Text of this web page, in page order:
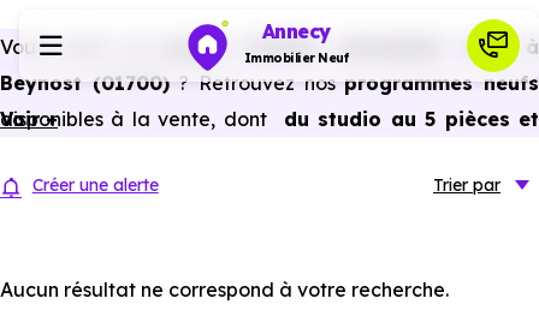
Annecy
Immobilier Neuf
Investir
Vous avez un
projet d’achat immobilier neuf à
Beynost (01700)? Retrouvez nos programmes neufs
disponibles à la vente, dont
du studio au 5 pièces et
avantages du neuf :PTZ, TVA réduitedans certains cas,
Voir +
Créer une alerte Trier par
Aucun résultat ne correspond à votre recherche.